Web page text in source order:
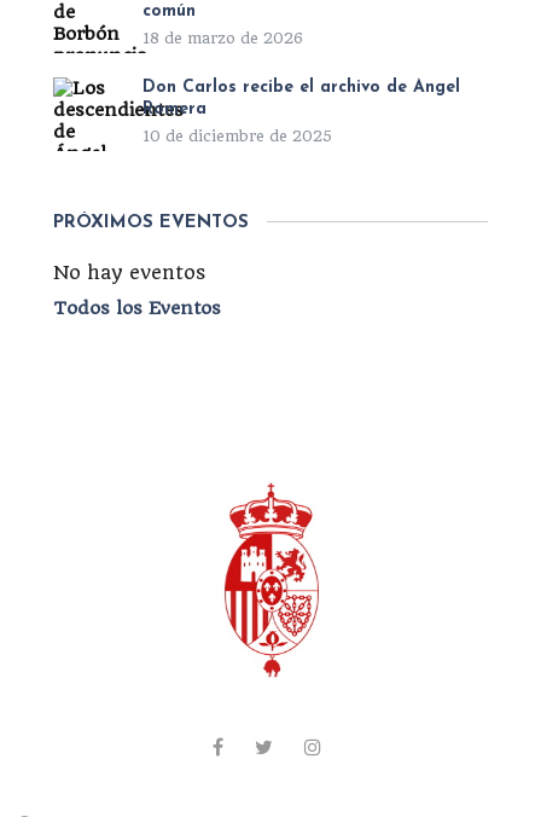
común
18 de marzo de 2026
Don Carlos recibe el archivo de Ángel
Romera
10 de diciembre de 2025
PRÓXIMOS EVENTOS
No hay eventos
Todos los Eventos